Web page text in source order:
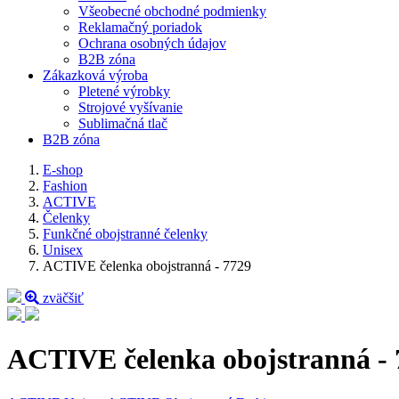
Všeobecné obchodné podmienky
Reklamačný poriadok
Ochrana osobných údajov
B2B zóna
Zákazková výroba
Pletené výrobky
Strojové vyšívanie
Sublimačná tlač
B2B zóna
E-shop
Fashion
ACTIVE
Čelenky
Funkčné obojstranné čelenky
Unisex
ACTIVE čelenka obojstranná - 7729
zväčšiť
ACTIVE čelenka obojstranná -